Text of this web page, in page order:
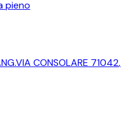
pieno
CONSOLARE 71042,